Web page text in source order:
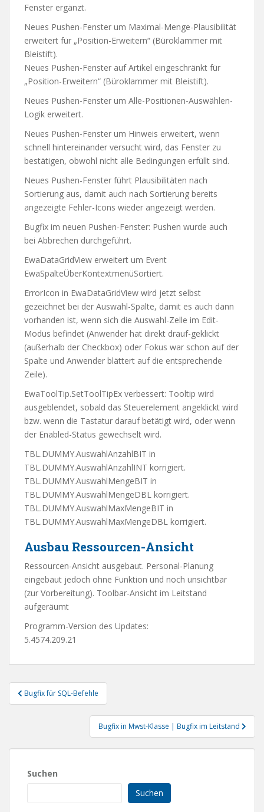
Fenster ergänzt.
Neues Pushen-Fenster um Maximal-Menge-Plausibilität
erweitert für „Position-Erweitern“ (Büroklammer mit
Bleistift).
Neues Pushen-Fenster auf Artikel eingeschränkt für
„Position-Erweitern“ (Büroklammer mit Bleistift).
Neues Pushen-Fenster um Alle-Positionen-Auswählen-
Logik erweitert.
Neues Pushen-Fenster um Hinweis erweitert, wenn
schnell hintereinander versucht wird, das Fenster zu
bestätigen, obwohl nicht alle Bedingungen erfüllt sind.
Neues Pushen-Fenster führt Plausibilitäten nach
Sortierung aus, damit auch nach Sortierung bereits
angezeigte Fehler-Icons wieder angezeigt werden.
Bugfix im neuen Pushen-Fenster: Pushen wurde auch
bei Abbrechen durchgeführt.
EwaDataGridView erweitert um Event
EwaSpalteÜberKontextmenüSortiert.
ErrorIcon in EwaDataGridView wird jetzt selbst
gezeichnet bei der Auswahl-Spalte, damit es auch dann
vorhanden ist, wenn sich die Auswahl-Zelle im Edit-
Modus befindet (Anwender hat direkt drauf-geklickt
(außerhalb der Checkbox) oder Fokus war schon auf der
Spalte und Anwender blättert auf die entsprechende
Zeile).
EwaToolTip.SetToolTipEx verbessert: Tooltip wird
ausgeblendet, sobald das Steuerelement angeklickt wird
bzw. wenn die Tastatur darauf betätigt wird, oder wenn
der Enabled-Status gewechselt wird.
TBL.DUMMY.AuswahlAnzahlBIT in
TBL.DUMMY.AuswahlAnzahlINT korrigiert.
TBL.DUMMY.AuswahlMengeBIT in
TBL.DUMMY.AuswahlMengeDBL korrigiert.
TBL.DUMMY.AuswahlMaxMengeBIT in
TBL.DUMMY.AuswahlMaxMengeDBL korrigiert.
Ausbau Ressourcen-Ansicht
Ressourcen-Ansicht ausgebaut. Personal-Planung
eingebaut jedoch ohne Funktion und noch unsichtbar
(zur Vorbereitung). Toolbar-Ansicht im Leitstand
aufgeräumt
Programm-Version des Updates:
5.4574.209.21
Beitragsnavigation
Bugfix für SQL-Befehle
Bugfix in Mwst-Klasse | Bugfix im Leitstand
Suchen
Suchen